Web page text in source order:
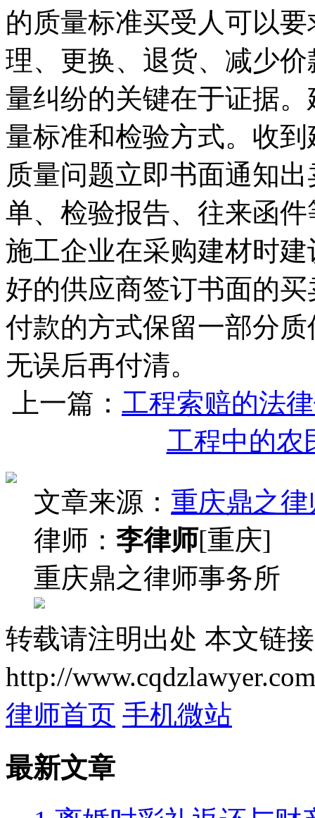
的质量标准买受人可以
理、更换、退货、减少
量纠纷的关键在于证据
量标准和检验方式。收
质量问题立即书面通知
单、检验报告、往来函
施工企业在采购建材时
好的供应商签订书面的
付款的方式保留一部分
无误后再付清。
上一篇： 工程索赔的法
工程中的农
文章来源： 重庆鼎之
律师： 李律师[重庆]
重庆鼎之律师事务所
转载请注明出处 本文链
http://
律师首页 手机微站
最新文章